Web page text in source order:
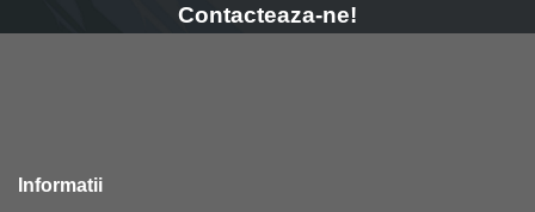
Contacteaza-ne!
Informatii